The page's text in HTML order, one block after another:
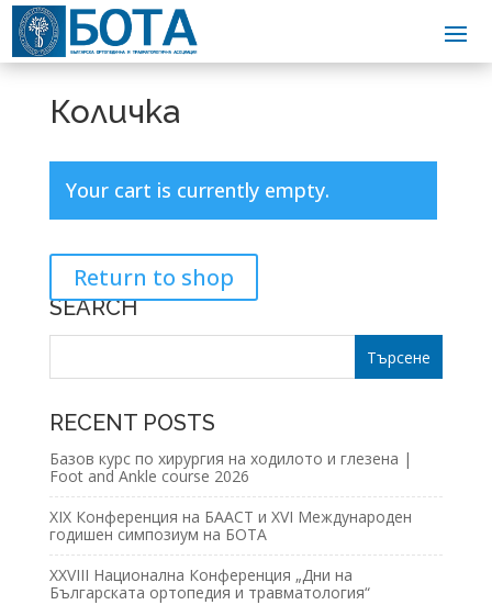
Количка
Your cart is currently empty.
Return to shop
SEARCH
RECENT POSTS
Базов курс по хирургия на ходилото и глезена |
Foot and Ankle course 2026
XIX Конференция на БААСТ и XVI Международен
годишен симпозиум на БОТА
XXVIII Национална Конференция „Дни на
Българската ортопедия и травматология“